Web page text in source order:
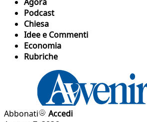
Podcast
Chiesa
Idee e Commenti
Economia
Rubriche
Abbonati
Accedi